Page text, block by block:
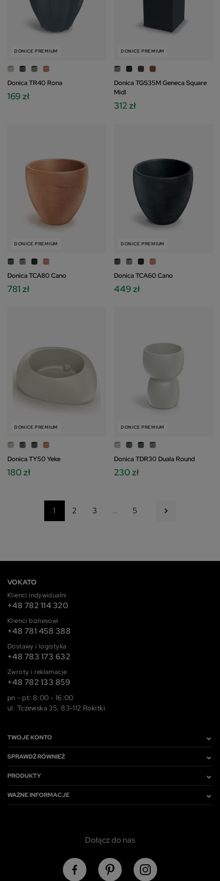
DONICE PREMIUM
Donica TR40 Rona
169 zł
DONICE PREMIUM
Donica TGS35M Geneca Square
Midl
312 zł
DONICE PREMIUM
Donica TCA80 Cano
781 zł
DONICE PREMIUM
Donica TCA60 Cano
449 zł
DONICE PREMIUM
Donica TY50 Yeke
180 zł
DONICE PREMIUM
Donica TDR30 Duala Round
230 zł
1 2 3 … 5 Następny

VOKATO
Klienci indywidualni
+48 782 114 320
Klienci biznesowi
+48 781 458 388
Dostawy i logistyka
+48 783 173 632
Zwroty i reklamacje
+48 782 133 859
pn - pt: 8:00 - 16:00
ul. Tczewska 35, 83-112 Rokitki
TWOJE KONTO
SPRAWDŹ RÓWNIEŻ
PRODUKTY
WAŻNE INFORMACJE
Dołącz do nas